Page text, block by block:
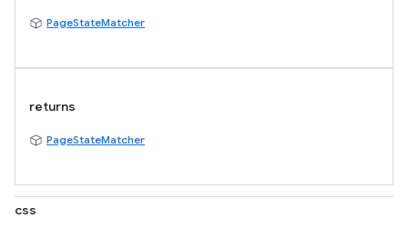
PageStateMatcher
returns
PageStateMatcher
css